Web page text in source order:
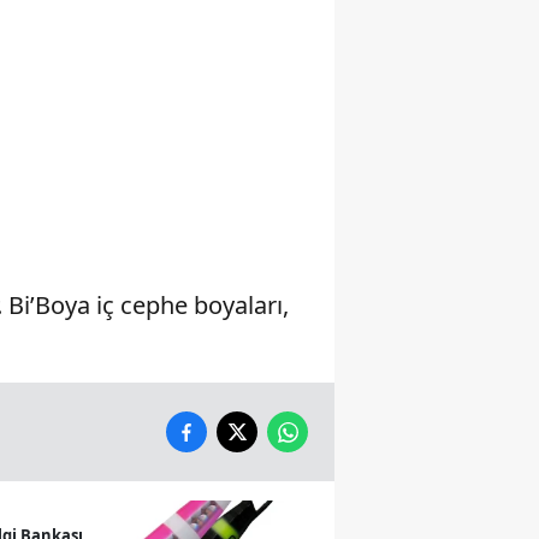
iç cephe boyaları,